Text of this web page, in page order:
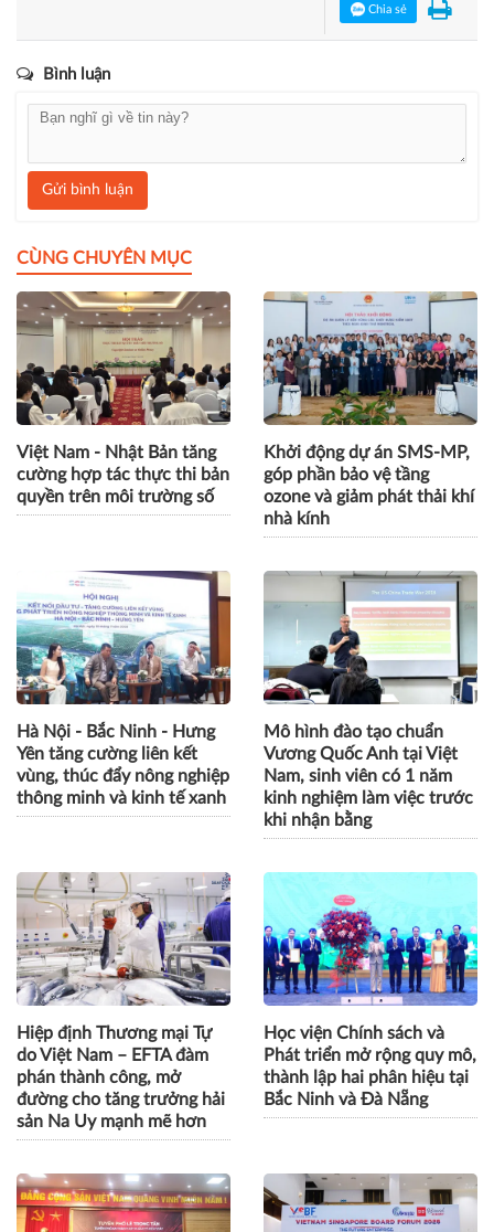
Chia sẻ
Bình luận
Gửi bình luận
CÙNG CHUYÊN MỤC
Việt Nam - Nhật Bản tăng
cường hợp tác thực thi bản
quyền trên môi trường số
Khởi động dự án SMS-MP,
góp phần bảo vệ tầng
ozone và giảm phát thải khí
nhà kính
Hà Nội - Bắc Ninh - Hưng
Yên tăng cường liên kết
vùng, thúc đẩy nông nghiệp
thông minh và kinh tế xanh
Mô hình đào tạo chuẩn
Vương Quốc Anh tại Việt
Nam, sinh viên có 1 năm
kinh nghiệm làm việc trước
khi nhận bằng
Hiệp định Thương mại Tự
do Việt Nam – EFTA đàm
phán thành công, mở
đường cho tăng trưởng hải
sản Na Uy mạnh mẽ hơn
Học viện Chính sách và
Phát triển mở rộng quy mô,
thành lập hai phân hiệu tại
Bắc Ninh và Đà Nẵng